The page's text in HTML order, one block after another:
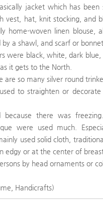
jacket which has
vest, hat, knit stocking, and
home-woven linen blouse,
a shawl, and scarf or
were black, white, dark blue,
it gets to the North.
are so many silver round
to straighten or decorate
there was
were used much.
used solid cloth,
edgy or at the center of
by head ornaments or
Handicrafts)